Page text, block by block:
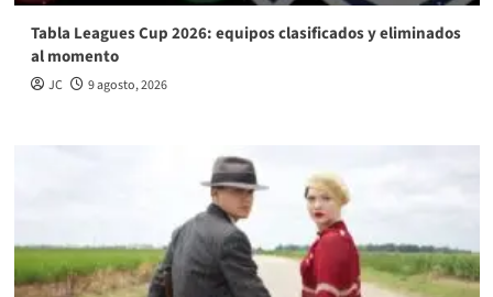
Tabla Leagues Cup 2026: equipos clasificados y eliminados
al momento
JC 9 agosto, 2026